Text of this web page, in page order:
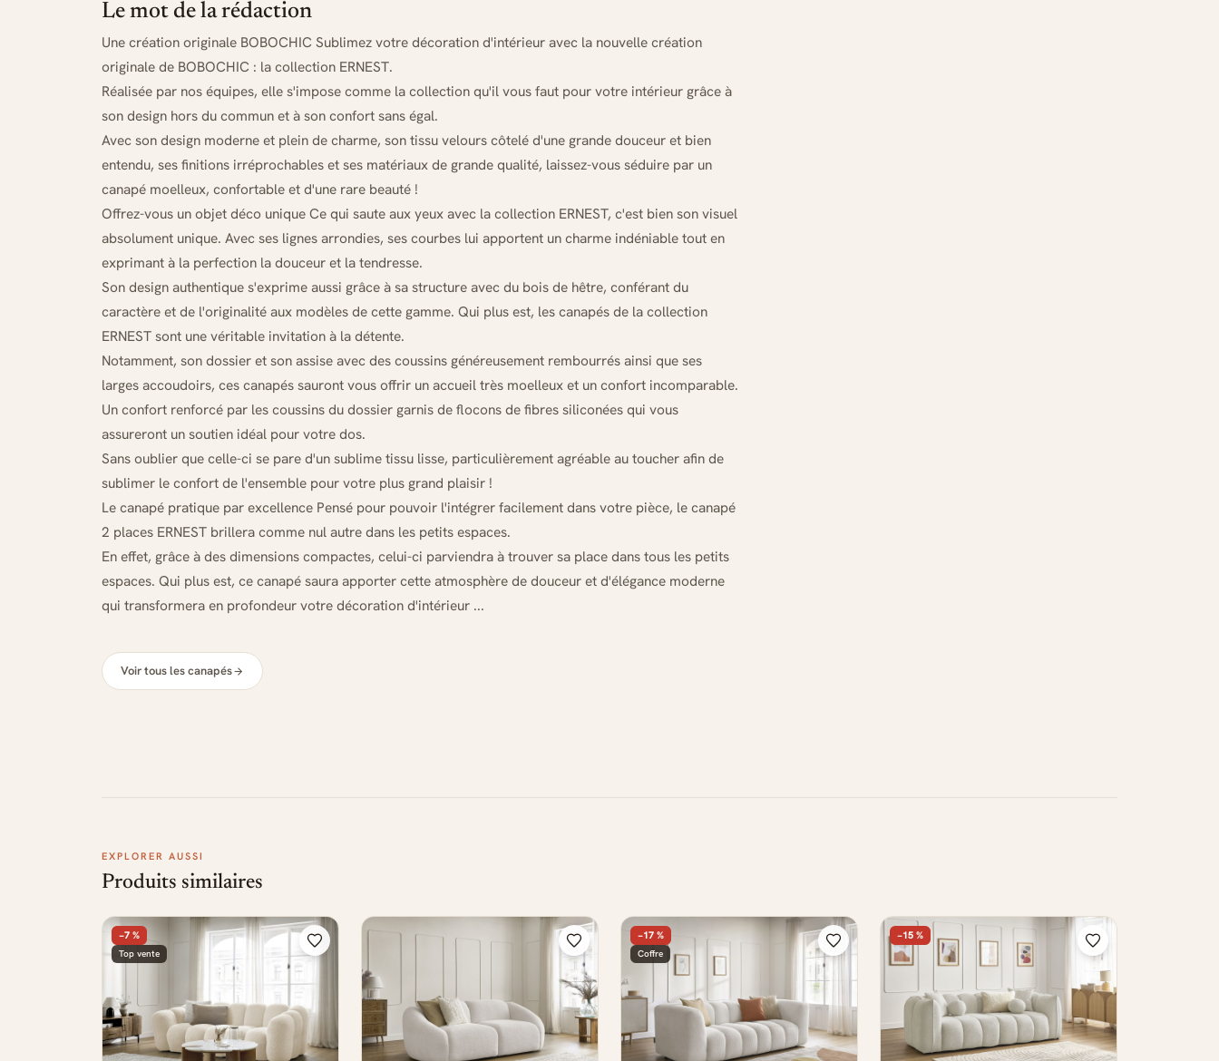
Le mot de la rédaction
Une création originale BOBOCHIC Sublimez votre décoration d'intérieur avec la nouvelle création
originale de BOBOCHIC : la collection ERNEST.
Réalisée par nos équipes, elle s'impose comme la collection qu'il vous faut pour votre intérieur grâce à
son design hors du commun et à son confort sans égal.
Avec son design moderne et plein de charme, son tissu velours côtelé d'une grande douceur et bien
entendu, ses finitions irréprochables et ses matériaux de grande qualité, laissez-vous séduire par un
canapé moelleux, confortable et d'une rare beauté !
Offrez-vous un objet déco unique Ce qui saute aux yeux avec la collection ERNEST, c'est bien son visuel
absolument unique. Avec ses lignes arrondies, ses courbes lui apportent un charme indéniable tout en
exprimant à la perfection la douceur et la tendresse.
Son design authentique s'exprime aussi grâce à sa structure avec du bois de hêtre, conférant du
caractère et de l'originalité aux modèles de cette gamme. Qui plus est, les canapés de la collection
ERNEST sont une véritable invitation à la détente.
Notamment, son dossier et son assise avec des coussins généreusement rembourrés ainsi que ses
larges accoudoirs, ces canapés sauront vous offrir un accueil très moelleux et un confort incomparable.
Un confort renforcé par les coussins du dossier garnis de flocons de fibres siliconées qui vous
assureront un soutien idéal pour votre dos.
Sans oublier que celle-ci se pare d'un sublime tissu lisse, particulièrement agréable au toucher afin de
sublimer le confort de l'ensemble pour votre plus grand plaisir !
Le canapé pratique par excellence Pensé pour pouvoir l'intégrer facilement dans votre pièce, le canapé
2 places ERNEST brillera comme nul autre dans les petits espaces.
En effet, grâce à des dimensions compactes, celui-ci parviendra à trouver sa place dans tous les petits
espaces. Qui plus est, ce canapé saura apporter cette atmosphère de douceur et d'élégance moderne
qui transformera en profondeur votre décoration d'intérieur ...
Voir tous les canapés
EXPLORER AUSSI
Produits similaires
−7 %
Top vente
−17 %
Coffre
−15 %